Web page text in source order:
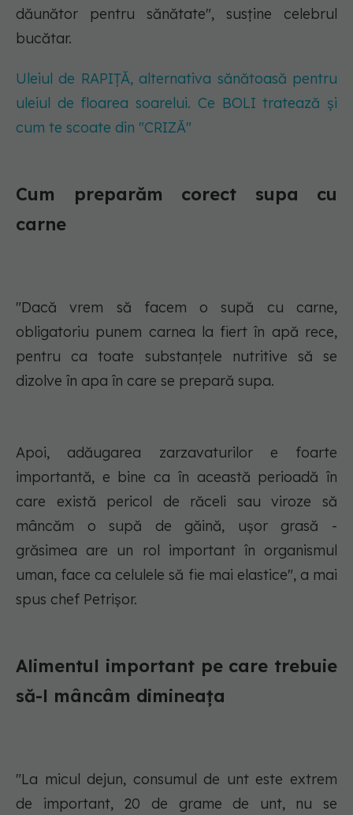
dăunător pentru sănătate", susține celebrul
bucătar.
Uleiul de RAPIȚĂ, alternativa sănătoasă pentru
uleiul de floarea soarelui. Ce BOLI tratează și
cum te scoate din "CRIZĂ"
Cum preparăm corect supa cu
carne
"Dacă vrem să facem o supă cu carne,
obligatoriu punem carnea la fiert în apă rece,
pentru ca toate substanțele nutritive să se
dizolve în apa în care se prepară supa.
Apoi, adăugarea zarzavaturilor e foarte
importantă, e bine ca în această perioadă în
care există pericol de răceli sau viroze să
mâncăm o supă de găină, ușor grasă -
grăsimea are un rol important în organismul
uman, face ca celulele să fie mai elastice", a mai
spus chef Petrișor.
Alimentul important pe care trebuie
să-l mâncâm dimineața
"La micul dejun, consumul de unt este extrem
de important, 20 de grame de unt, nu se